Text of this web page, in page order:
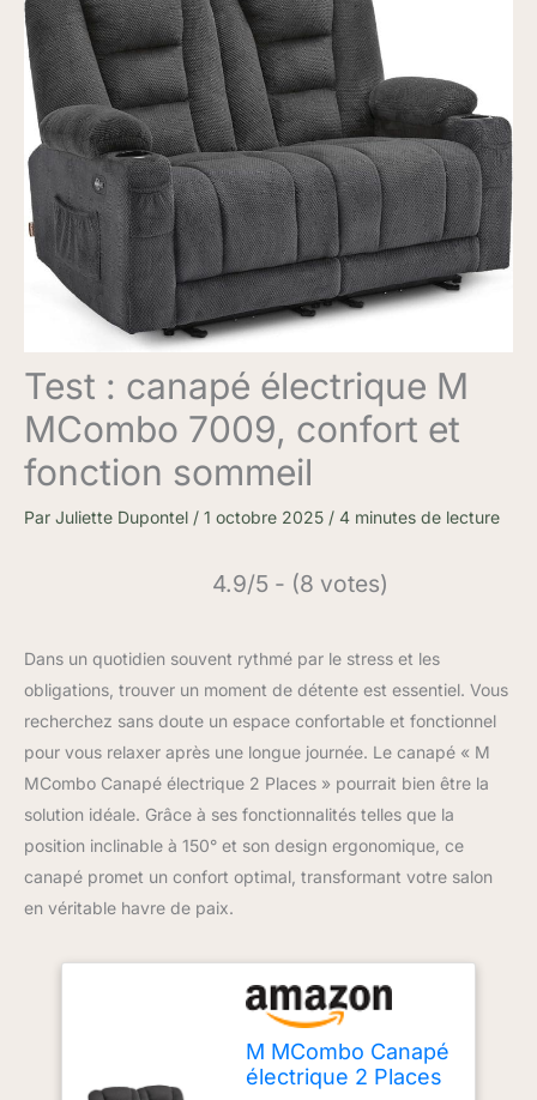
Test : canapé électrique M
MCombo 7009, confort et
fonction sommeil
Par Juliette Dupontel / 1 octobre 2025 / 4 minutes de lecture
4.9/5 - (8 votes)
Dans un quotidien souvent rythmé par le stress et les
obligations, trouver un moment de détente est essentiel. Vous
recherchez sans doute un espace confortable et fonctionnel
pour vous relaxer après une longue journée. Le canapé « M
MCombo Canapé électrique 2 Places » pourrait bien être la
solution idéale. Grâce à ses fonctionnalités telles que la
position inclinable à 150° et son design ergonomique, ce
canapé promet un confort optimal, transformant votre salon
en véritable havre de paix.
M MCombo Canapé
électrique 2 Places